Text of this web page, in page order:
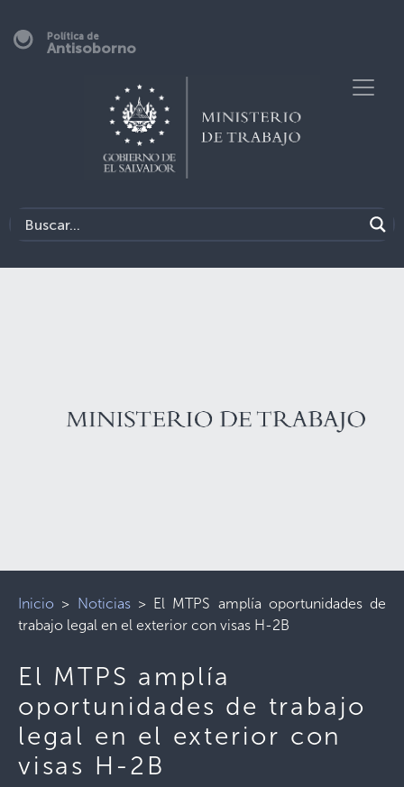
Política de
Antisoborno
Inicio > Noticias> El MTPS amplía oportunidades de
trabajo legal en el exterior con visas H-2B
El MTPS amplía
oportunidades de trabajo
legal en el exterior con
visas H-2B